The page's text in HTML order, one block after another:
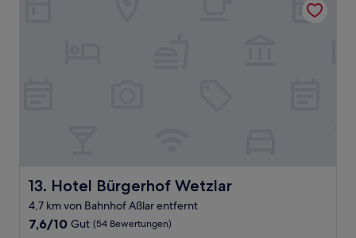
13. Hotel Bürgerhof Wetzlar
Hotel Bürgerhof Wetzlar
4,7 km von Bahnhof Aßlar entfernt
7.6
7,6/10 Gut (54 Bewertungen)